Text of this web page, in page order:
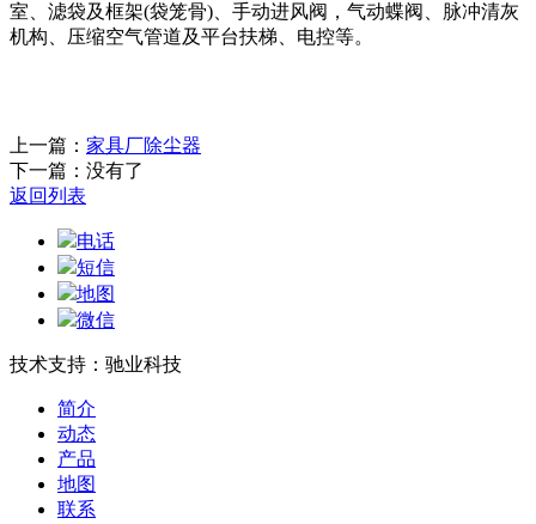
室、滤袋及框架(袋笼骨)、手动进风阀，气动蝶阀、脉冲清灰
机构、压缩空气管道及平台扶梯、电控等。
上一篇： 家具厂除尘器
下一篇：没有了
返回列表
电话
短信
地图
微信
技术支持：驰业科技
简介
动态
产品
地图
联系